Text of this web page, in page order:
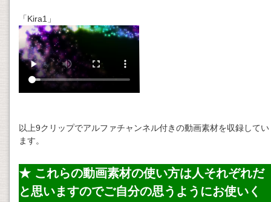
「Kira1」
以上9クリップでアルファチャンネル付きの動画素材を収録してい
ます。
★ これらの動画素材の使い方は人それぞれだ
と思いますのでご自分の思うようにお使いく